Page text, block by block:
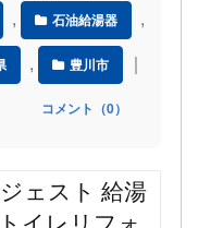
, 石油給湯器 ,
, 豊川市 ｜
コメント（0）
ェスト 給湯